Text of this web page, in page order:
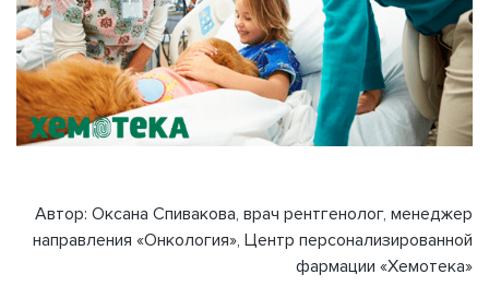
Автор: Оксана Спивакова, врач рентгенолог, менеджер
направления «Онкология», Центр персонализированной
фармации «Хемотека»